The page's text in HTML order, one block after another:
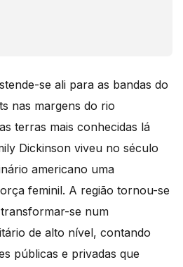
se ali para as bandas do
nas margens do rio
terras mais conhecidas lá
Dickinson viveu no século
americano uma
feminil. A região tornou-se
se num
de alto nível, contando
públicas e privadas que